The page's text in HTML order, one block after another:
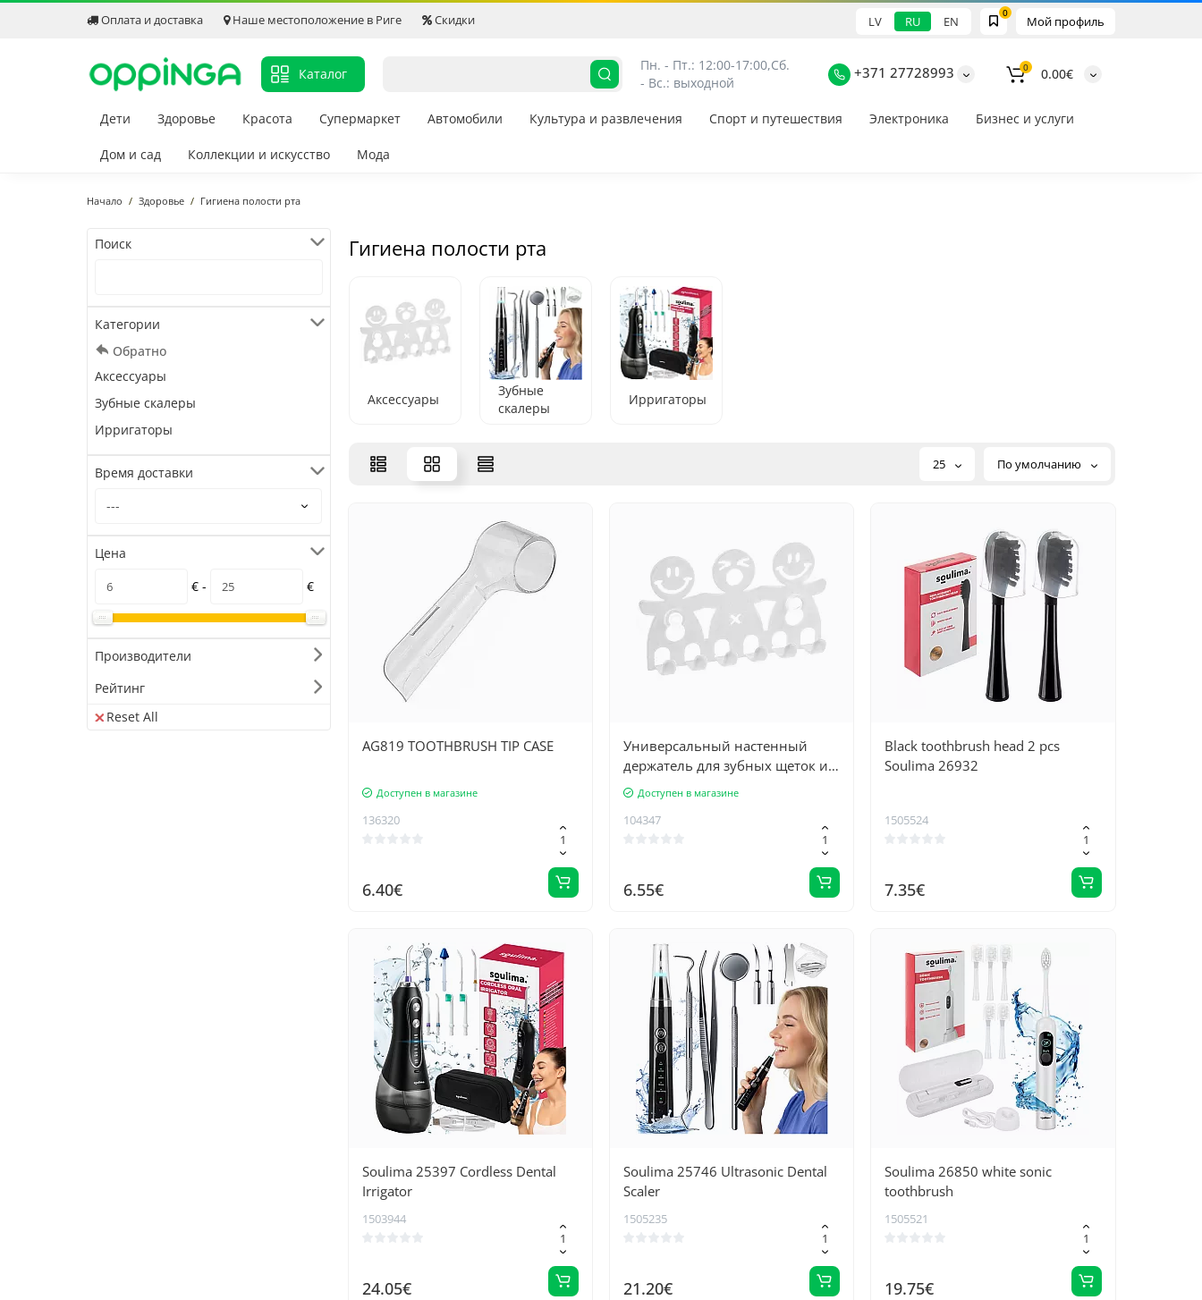
Оплата и доставка Наше местоположение в Риге Скидки Мой профиль
0
LV RU EN
Каталог
Пн. - Пт.: 12:00-17:00,Сб.
- Вс.: выходной
+371 27728993 0 0.00€
Дети Здоровье Красота Супермаркет Автомобили Культура и развлечения Спорт и путешествия Электроника Бизнес и услуги
Дом и сад Коллекции и искусство Мода
Начало Здоровье Гигиена полости рта
Поиск
Категории
Обратно
Аксессуары
Зубные скалеры
Ирригаторы
Время доставки
Цена
€ -
€
Производители
Рейтинг
Reset All
Гигиена полости рта
Аксессуары
Зубные
скалеры
Ирригаторы
25 По умолчанию
AG819 TOOTHBRUSH TIP CASE
Доступен в магазине
136320
6.40€
Универсальный настенный
держатель для зубных щеток и
мелочей (5 мест, белый)
Доступен в магазине
104347
6.55€
Black toothbrush head 2 pcs
Soulima 26932
1505524
7.35€
Soulima 25397 Cordless Dental
Irrigator
1503944
24.05€
Soulima 25746 Ultrasonic Dental
Scaler
1505235
21.20€
Soulima 26850 white sonic
toothbrush
1505521
19.75€